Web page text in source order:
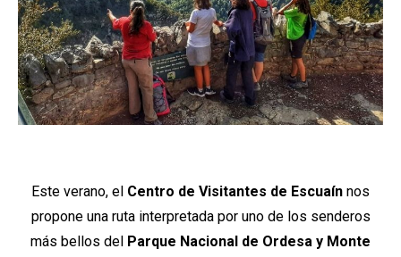
Este verano, el Centro de Visitantes de Escuaín nos
propone una ruta interpretada por uno de los senderos
más bellos del Parque Nacional de Ordesa y Monte